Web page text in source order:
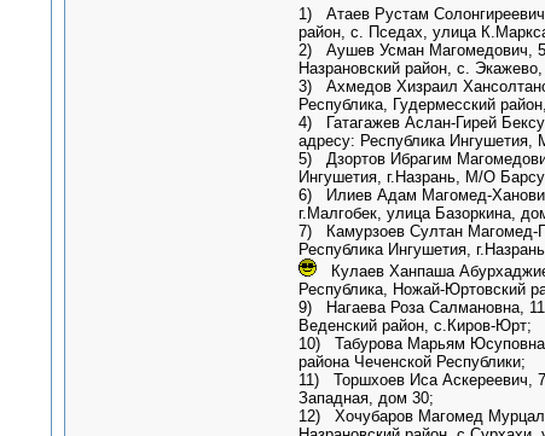
1) Атаев Рустам
район, с. Пседах, улица
2) Аушев Усман Магомедович, 5
Назрановский район, с.
3) Ахмедов Хизраил
Республика, Гудермесский
4) Гатагажев Аслан-Гирей
адресу: Республика Ингушетия,
5) Дзортов Ибрагим
Ингушетия, г.Назрань, М/О
6) Илиев Адам Магомед-
г.Малгобек, улица Базоркина,
7) Камурзоев Султан Магомед-
Республика Ингушетия,
Кулаев Ханпаша
Республика, Ножай-Юртовский
9) Нагаева Роза Салмановна,
Веденский район, с.Киров-Юрт;
10) Табурова Марьям
района Чеченской Республики;
11) Торшхоев Иса Аскереевич,
Западная, дом 30;
12) Хочубаров Магомед